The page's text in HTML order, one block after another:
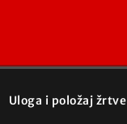
Uloga i položaj žrtve